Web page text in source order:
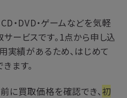
CD・DVD・ゲームなどを気軽
ービスです。1点から申し込
実績があるため、はじめて
ます。
に買取価格を確認でき、 初